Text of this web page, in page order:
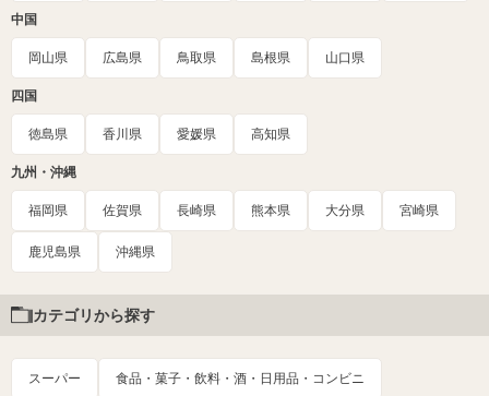
中国
岡山県 広島県 鳥取県 島根県 山口県
四国
徳島県 香川県 愛媛県 高知県
九州・沖縄
福岡県 佐賀県 長崎県 熊本県 大分県 宮崎県
鹿児島県 沖縄県
カテゴリから探す
スーパー 食品・菓子・飲料・酒・日用品・コンビニ